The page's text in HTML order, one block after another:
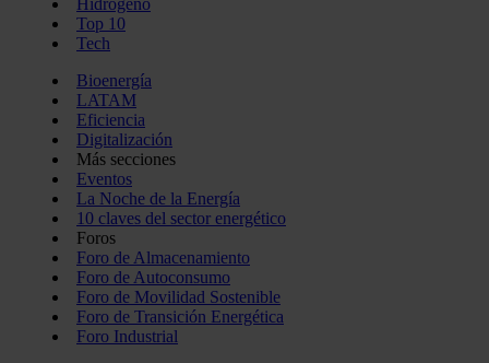
Hidrógeno
Top 10
Tech
Bioenergía
LATAM
Eficiencia
Digitalización
Más secciones
Eventos
La Noche de la Energía
10 claves del sector energético
Foros
Foro de Almacenamiento
Foro de Autoconsumo
Foro de Movilidad Sostenible
Foro de Transición Energética
Foro Industrial